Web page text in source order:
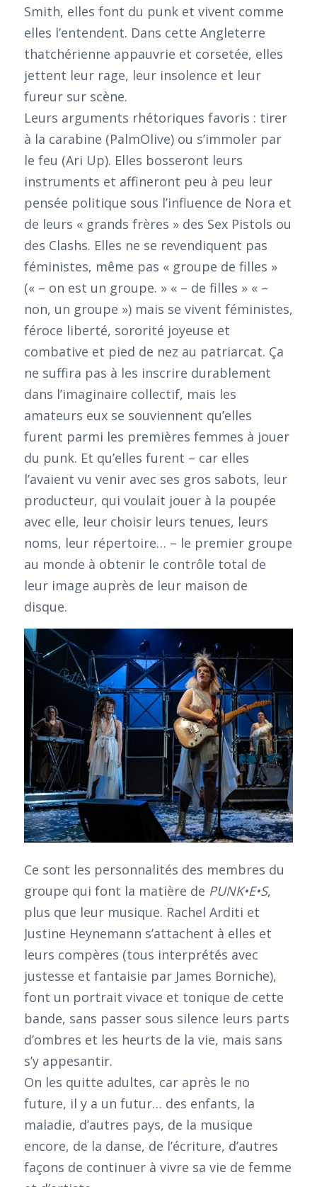
Smith, elles font du punk et vivent comme
elles l’entendent. Dans cette Angleterre
thatchérienne appauvrie et corsetée, elles
jettent leur rage, leur insolence et leur
fureur sur scène.
Leurs arguments rhétoriques favoris : tirer
à la carabine (PalmOlive) ou s’immoler par
le feu (Ari Up). Elles bosseront leurs
instruments et affineront peu à peu leur
pensée politique sous l’influence de Nora et
de leurs « grands frères » des Sex Pistols ou
des Clashs. Elles ne se revendiquent pas
féministes, même pas « groupe de filles »
(« – on est un groupe. » « – de filles » « –
non, un groupe ») mais se vivent féministes,
féroce liberté, sororité joyeuse et
combative et pied de nez au patriarcat. Ça
ne suffira pas à les inscrire durablement
dans l’imaginaire collectif, mais les
amateurs eux se souviennent qu’elles
furent parmi les premières femmes à jouer
du punk. Et qu’elles furent – car elles
l’avaient vu venir avec ses gros sabots, leur
producteur, qui voulait jouer à la poupée
avec elle, leur choisir leurs tenues, leurs
noms, leur répertoire… – le premier groupe
au monde à obtenir le contrôle total de
leur image auprès de leur maison de
disque.
Ce sont les personnalités des membres du
groupe qui font la matière de PUNK•E•S,
plus que leur musique. Rachel Arditi et
Justine Heynemann s’attachent à elles et
leurs compères (tous interprétés avec
justesse et fantaisie par James Borniche),
font un portrait vivace et tonique de cette
bande, sans passer sous silence leurs parts
d’ombres et les heurts de la vie, mais sans
s’y appesantir.
On les quitte adultes, car après le no
future, il y a un futur… des enfants, la
maladie, d’autres pays, de la musique
encore, de la danse, de l’écriture, d’autres
façons de continuer à vivre sa vie de femme